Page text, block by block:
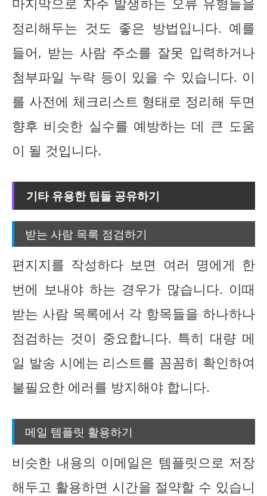
정리해두는 것도 좋은 방법입니다. 예를
들어, 받는 사람 주소를 잘못 입력하거나
첨부파일 누락 등이 있을 수 있습니다. 이
를 사전에 체크리스트 형태로 정리해 두면
향후 비슷한 실수를 예방하는 데 큰 도움
이 될 것입니다.
기타 유용한 팁들 공유하기
받는 사람 목록 점검하기
편지지를 작성하다 보면 여러 명에게 한
번에 보내야 하는 경우가 많습니다. 이때
받는 사람 목록에서 각 항목들을 하나하나
점검하는 것이 중요합니다. 특히 대량 메
일 발송 시에는 리스트를 꼼꼼히 확인하여
불필요한 에러를 방지해야 합니다.
메일 템플릿 활용하기
비슷한 내용의 이메일은 템플릿으로 저장
해두고 활용하면 시간을 절약할 수 있습니